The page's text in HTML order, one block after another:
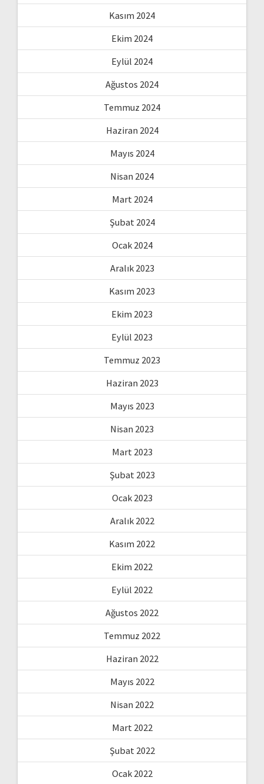
Kasım 2024
Ekim 2024
Eylül 2024
Ağustos 2024
Temmuz 2024
Haziran 2024
Mayıs 2024
Nisan 2024
Mart 2024
Şubat 2024
Ocak 2024
Aralık 2023
Kasım 2023
Ekim 2023
Eylül 2023
Temmuz 2023
Haziran 2023
Mayıs 2023
Nisan 2023
Mart 2023
Şubat 2023
Ocak 2023
Aralık 2022
Kasım 2022
Ekim 2022
Eylül 2022
Ağustos 2022
Temmuz 2022
Haziran 2022
Mayıs 2022
Nisan 2022
Mart 2022
Şubat 2022
Ocak 2022